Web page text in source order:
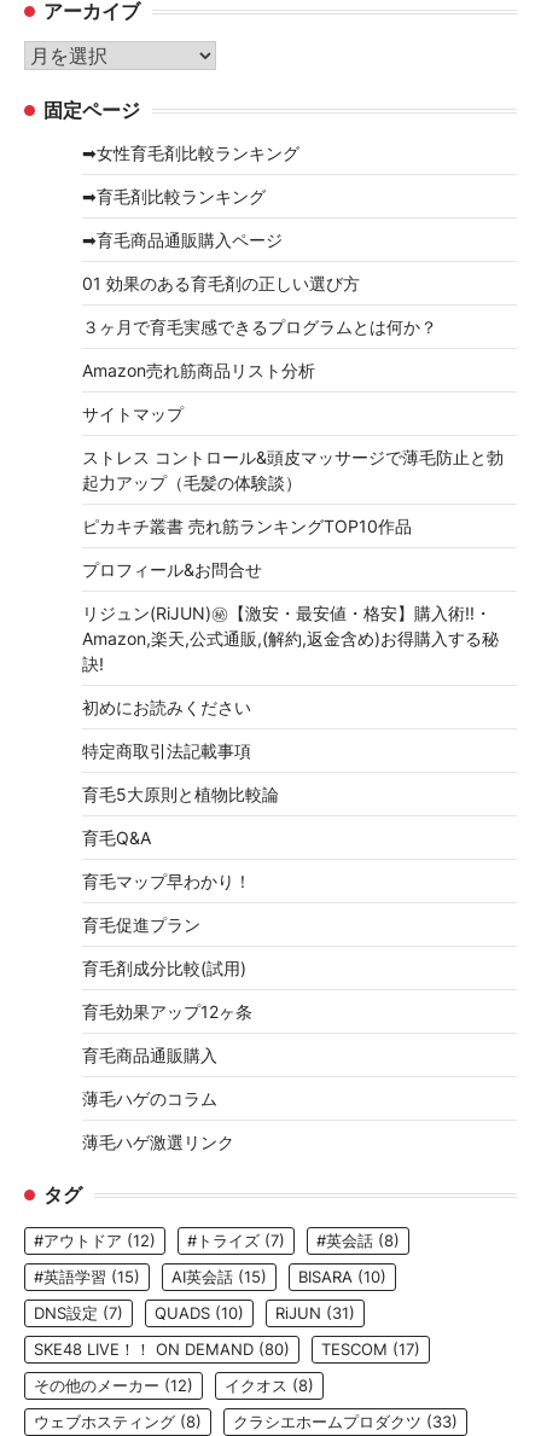
ゴ
リ
ー
アーカイブ
ア
カ 固定ページ
➡女性育毛剤比較ランキング
➡育毛剤比較ランキング
➡育毛商品通販購入ページ
01 効果のある育毛剤の正しい選び方
３ヶ月で育毛実感できるプログラムとは何か？
Amazon売れ筋商品リスト分析
サイトマップ
ストレス コントロール&頭皮マッサージで薄毛防止と勃
起力アップ（毛髪の体験談）
ピカキチ叢書 売れ筋ランキングTOP10作品
プロフィール&お問合せ
リジュン(RiJUN)㊙【激安・最安値・格安】購入術!!・
Amazon,楽天,公式通販,(解約,返金含め)お得購入する秘
訣!
初めにお読みください
特定商取引法記載事項
育毛5大原則と植物比較論
育毛Q&A
育毛マップ早わかり！
育毛促進プラン
育毛剤成分比較(試用)
育毛効果アップ12ヶ条
育毛商品通販購入
薄毛ハゲのコラム
薄毛ハゲ激選リンク
タグ
#アウトドア (12) #トライズ (7) #英会話 (8)
#英語学習 (15) AI英会話 (15) BISARA (10)
DNS設定 (7) QUADS (10) RiJUN (31)
SKE48 LIVE！！ ON DEMAND (80) TESCOM (17)
その他のメーカー (12) イクオス (8)
ウェブホスティング (8) クラシエホームプロダクツ (33)